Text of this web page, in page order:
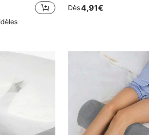
Dès4,91€